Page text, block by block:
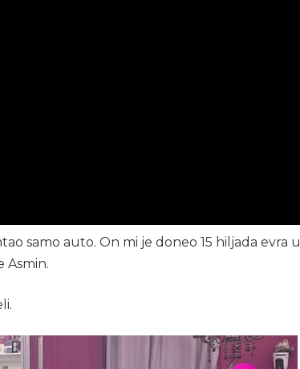
samo auto. On mi je doneo 15 hiljada evra u
Asmin.